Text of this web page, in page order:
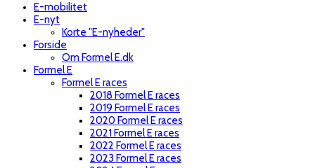
E-mobilitet
E-nyt
Korte "E-nyheder"
Forside
Om Formel E.dk
Formel E
Formel E races
2018 Formel E races
2019 Formel E races
2020 Formel E races
2021 Formel E races
2022 Formel E races
2023 Formel E races